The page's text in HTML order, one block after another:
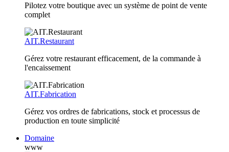
Pilotez votre boutique avec un système de point de vente
complet
AIT.Restaurant
Gérez votre restaurant efficacement, de la commande à
l'encaissement
AIT.Fabrication
Gérez vos ordres de fabrications, stock et processus de
production en toute simplicité
Domaine
www